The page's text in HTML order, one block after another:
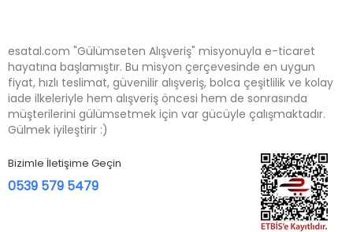
esatal.com "Gülümseten Alışveriş" misyonuyla e-ticaret
hayatına başlamıştır. Bu misyon çerçevesinde en uygun
fiyat, hızlı teslimat, güvenilir alışveriş, bolca çeşitlilik ve kolay
iade ilkeleriyle hem alışveriş öncesi hem de sonrasında
müşterilerini gülümsetmek için var gücüyle çalışmaktadır.
Gülmek iyileştirir :)
Bizimle İletişime Geçin
0539 579 5479